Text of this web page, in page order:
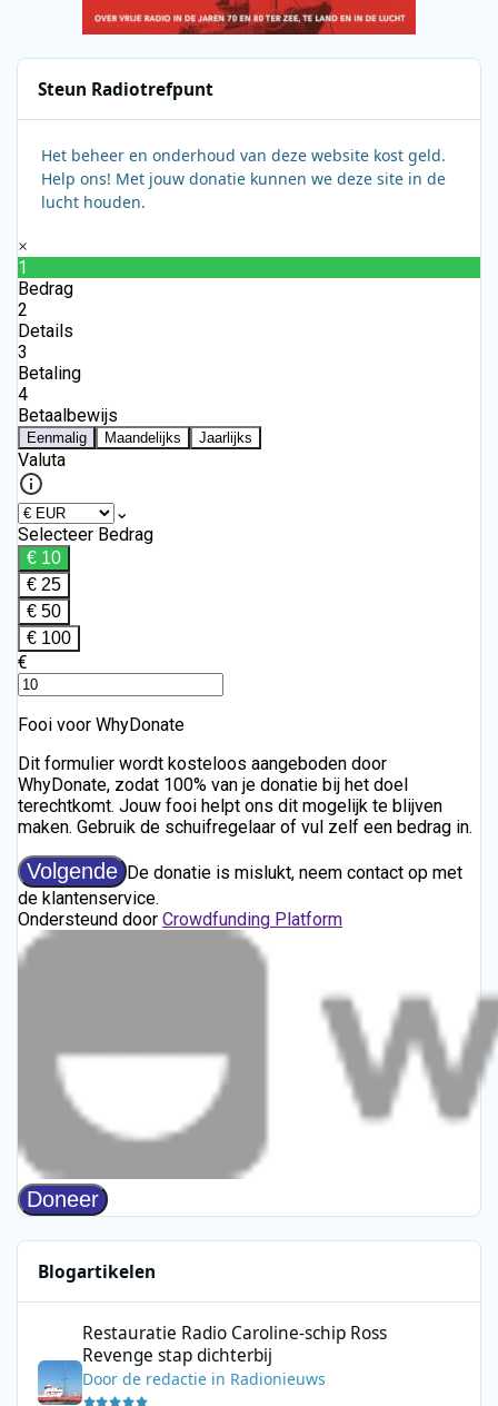
Steun Radiotrefpunt
Het beheer en onderhoud van deze website kost geld.
Help ons! Met jouw donatie kunnen we deze site in de
lucht houden.
Blogartikelen
Restauratie Radio Caroline-schip Ross
Revenge stap dichterbij
Doorde redactie in Radionieuws